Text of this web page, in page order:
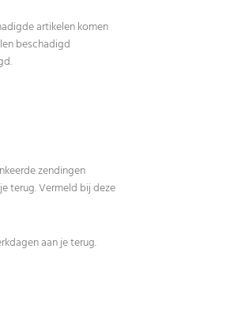
artikelen komen
beschadigd
zendingen
terug. Vermeld bij deze
aan je terug.